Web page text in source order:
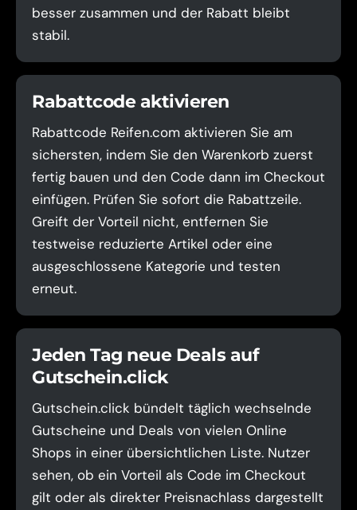
besser zusammen und der Rabatt bleibt
stabil.
Rabattcode aktivieren
Rabattcode Reifen.com aktivieren Sie am
sichersten, indem Sie den Warenkorb zuerst
fertig bauen und den Code dann im Checkout
einfügen. Prüfen Sie sofort die Rabattzeile.
Greift der Vorteil nicht, entfernen Sie
testweise reduzierte Artikel oder eine
ausgeschlossene Kategorie und testen
erneut.
Jeden Tag neue Deals auf
Gutschein.click
Gutschein.click bündelt täglich wechselnde
Gutscheine und Deals von vielen Online
Shops in einer übersichtlichen Liste. Nutzer
sehen, ob ein Vorteil als Code im Checkout
gilt oder als direkter Preisnachlass dargestellt